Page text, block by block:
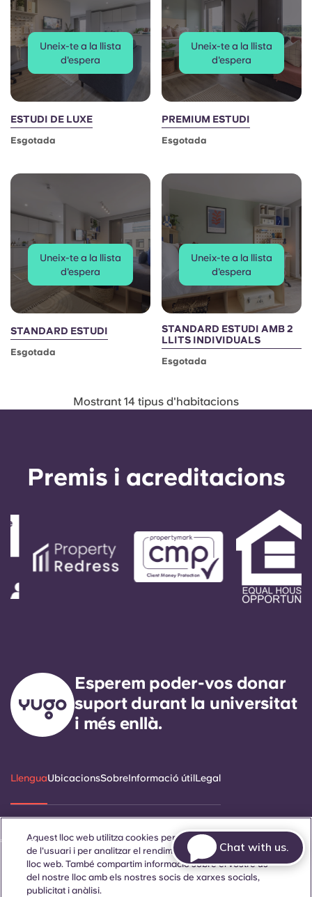
Uneix-te a la llista
d'espera
ESTUDI DE LUXE
Esgotada
Uneix-te a la llista
d'espera
PREMIUM ESTUDI
Esgotada
Uneix-te a la llista
d'espera
STANDARD ESTUDI
Esgotada
Uneix-te a la llista
d'espera
STANDARD ESTUDI AMB 2
LLITS INDIVIDUALS
Esgotada
Mostrant 14 tipus d'habitacions
Premis i acreditacions
Esperem poder-vos donar
suport durant la universitat
i més enllà.
LlenguaUbicacionsSobreInformació útilLegal
Català Deutsch Italian French Portuguese
Aquest lloc web utilitza cookies per millorar l'experiència
de l'usuari i per analitzar el rendiment i el trànsit al nostre
lloc web. També compartim informació sobre el vostre ús
del nostre lloc amb els nostres socis de xarxes socials,
publicitat i anàlisi.
Chat with us.